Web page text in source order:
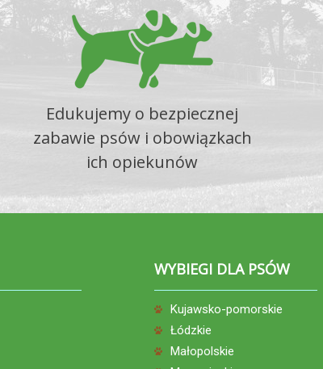
Edukujemy o bezpiecznej
zabawie psów i obowiązkach
ich opiekunów
WYBIEGI DLA PSÓW
Kujawsko-pomorskie
Łódzkie
Małopolskie